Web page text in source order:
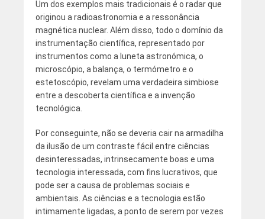
Um dos exemplos mais tradicionais é o radar que
originou a radioastronomia e a ressonância
magnética nuclear. Além disso, todo o domínio da
instrumentação científica, representado por
instrumentos como a luneta astronómica, o
microscópio, a balança, o termómetro e o
estetoscópio, revelam uma verdadeira simbiose
entre a descoberta científica e a invenção
tecnológica.
Por conseguinte, não se deveria cair na armadilha
da ilusão de um contraste fácil entre ciências
desinteressadas, intrinsecamente boas e uma
tecnologia interessada, com fins lucrativos, que
pode ser a causa de problemas sociais e
ambientais. As ciências e a tecnologia estão
intimamente ligadas, a ponto de serem por vezes